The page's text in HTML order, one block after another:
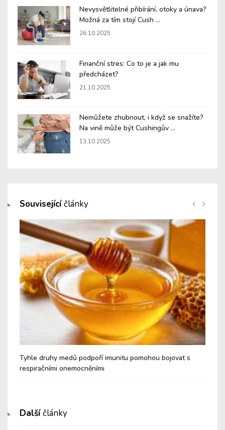
Nevysvětlitelné přibírání, otoky a únava?
Možná za tím stojí Cush ...
26.10.2025
Finanční stres: Co to je a jak mu
předcházet?
21.10.2025
Nemůžete zhubnout, i když se snažíte?
Na vině může být Cushingův ...
13.10.2025
Souvisejícíčlánky
Tyhle druhy medů podpoří imunitu pomohou bojovat s
respiračními onemocněními
Dalšíčlánky